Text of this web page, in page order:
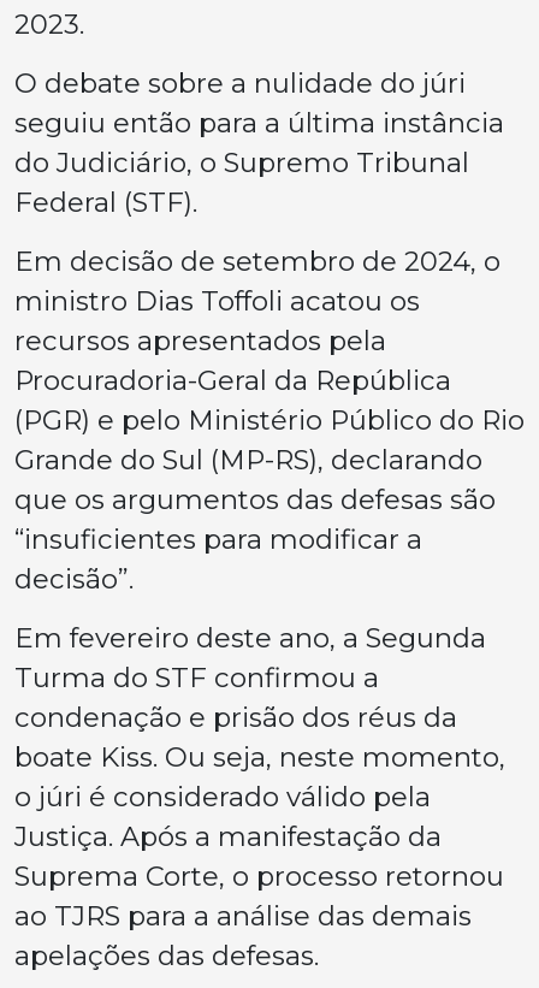
2023.
O debate sobre a nulidade do júri
seguiu então para a última instância
do Judiciário, o Supremo Tribunal
Federal (STF).
Em decisão de setembro de 2024, o
ministro Dias Toffoli acatou os
recursos apresentados pela
Procuradoria-Geral da República
(PGR) e pelo Ministério Público do Rio
Grande do Sul (MP-RS), declarando
que os argumentos das defesas são
“insuficientes para modificar a
decisão”.
Em fevereiro deste ano, a Segunda
Turma do STF confirmou a
condenação e prisão dos réus da
boate Kiss. Ou seja, neste momento,
o júri é considerado válido pela
Justiça. Após a manifestação da
Suprema Corte, o processo retornou
ao TJRS para a análise das demais
apelações das defesas.